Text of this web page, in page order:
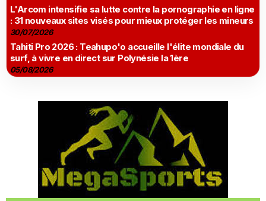
L'Arcom intensifie sa lutte contre la pornographie en ligne
: 31 nouveaux sites visés pour mieux protéger les mineurs
30/07/2026
Tahiti Pro 2026 : Teahupo'o accueille l'élite mondiale du
surf, à vivre en direct sur Polynésie la 1ère
05/08/2026